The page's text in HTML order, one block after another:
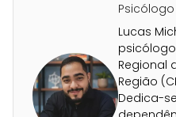
Psicólogo
Lucas
Regional
Região
Dedica-